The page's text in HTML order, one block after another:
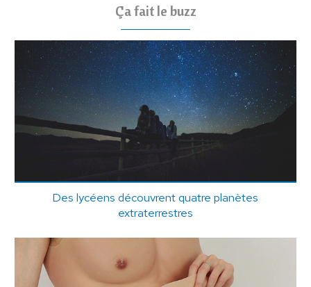
Ça fait le buzz
Des lycéens découvrent quatre planètes
extraterrestres